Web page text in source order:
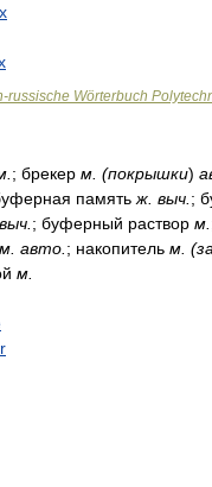
russische Wörterbuch
; брекер м. (покрышки)
память ж. выч. ;
; буферный раствор м.
м. авто. ; накопитель м.
м.